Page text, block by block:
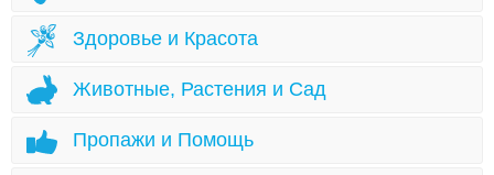
Здоровье и Красота
Животные, Растения и Сад
Пропажи и Помощь